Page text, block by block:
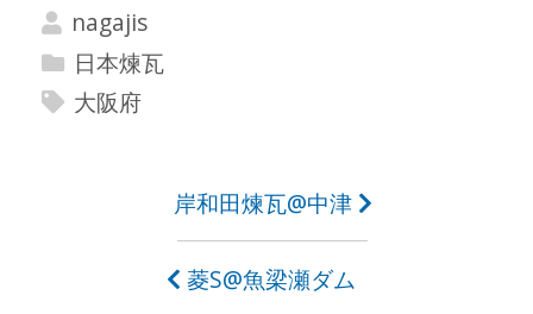
nagajis
日本煉瓦
大阪府
岸和田煉瓦@中津
菱S@魚梁瀬ダム